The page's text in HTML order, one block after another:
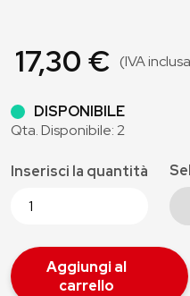
17,30 € (IVA
DISPONIBILE
Qta. Disponibile: 2
Inserisci la quantità
Aggiungi al
carrello